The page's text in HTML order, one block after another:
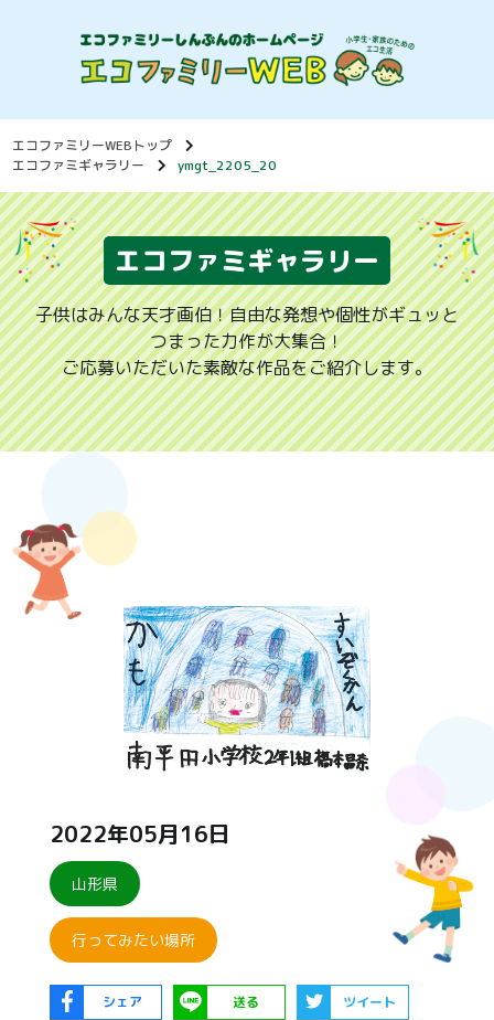
エコファミリーWEBトップ
エコファミギャラリー
ymgt_2205_20
エコファミギャラリー
子供はみんな天才画伯！自由な発想や個性がギュッと
つまった力作が大集合！
ご応募いただいた素敵な作品をご紹介します。
2022年05月16日
山形県
行ってみたい場所
シェア 送る ツイート